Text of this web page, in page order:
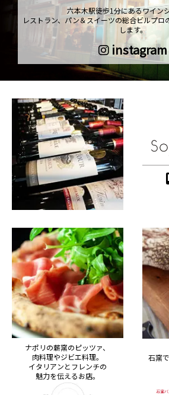
六本木駅徒歩1分にあるワインシ
レストラン、パン＆スイーツの総合ビルプロ
します。
instagram
ナポリの薪窯のピッツァ、
肉料理やジビエ料理。
イタリアンとフレンチの
魅力を伝えるお店。
石窯